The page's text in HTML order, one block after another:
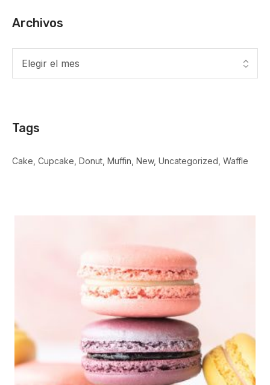
Archivos
Tags
Cake Cupcake Donut Muffin New Uncategorized Waffle